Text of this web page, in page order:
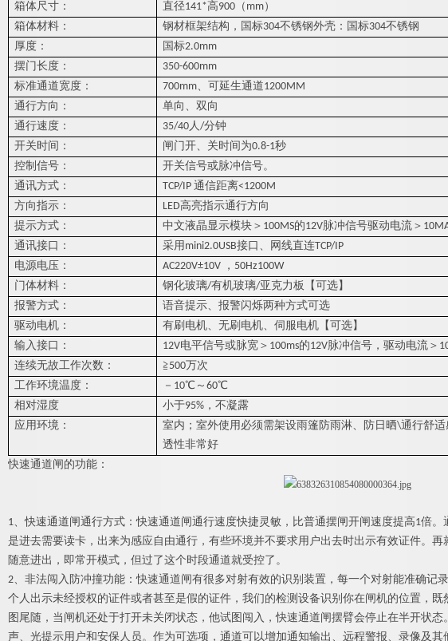
箱体尺寸：
直径141*高900 （ mm）
箱体材料：
钢材框架结构，国标304不锈钢外壳：国标304不锈钢
厚度：
国标2.0mm
摆门长度：
350-600mm
标准通道宽度：
700mm、可延生通道1200MM
通行方向：
单向、双向
通行速度：
35/40人/分钟
开关时间：
闸门开、关时间 为0.8-1秒
控制信号：
开关信号或脉冲信号。
通讯方式：
TCP/IP 通信距离<1200M
方向指示：
LED高亮指示通行方向
提示方式：
中文液晶显示模块 ＞ 100MS的12V脉冲信号驱动电流 ＞
通讯接口：
采用mini2.0USB接口、网线直连TCP/IP
电源电压：
AC220V±10V ， 50Hz100W
门体材料：
钢化玻璃/有机玻璃/亚克力板【可选】
报警方式：
语音提示、报警闪烁两种方式可选
驱动电机：
有刷电机、无刷电机、伺服电机【可选】
输入接口：
12V电平信号或脉宽 ＞ 100ms的12V脉冲信号，驱动电流 ＞
连续无故工作次数：
≧500万次
工作环境温度：
－ 10℃ ～60℃
相对湿度
小于95% ，不凝露
应用环境：
室内；室外使用必须需架设雨篷防雨淋、防日晒\通行舒适
透性非常好
快速通道闸 的功能：
1、快速通道闸通行方式：快速通道闸通行速度快捷灵敏，比普通摆闸开闸速度提高1倍。
是进去需要读卡，出来为感应自由通行，有些环境并不要求用户出去时出示有效证件。
随意进出，即常开模式，但过了这个时段通道就受控了。
2、非法闯入防冲撞功能：快速通道闸有很多对射有效的识别装置，每一个对射能准确记
个人出示未经授权的证件或者甚至是假的证件，我们的检测设备识别你在闸机的位置，
图尾随，当闸机还处于打开未关闭状态，他试图闯入，快速通道闸摆臂会停止在半开状态
声、光提示用户和安保人员。作为可选项，通道可以增加通知输出、远程警报、录像及其